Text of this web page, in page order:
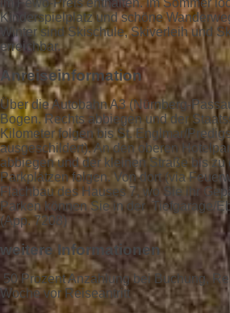
im Fewo-Preis enthalten. Im Sommer
Kinderspielplatz und schöne
Winter sind Skischule, Skiverleih und
erreichbar.
Anreiseinformation
Über die Autobahn A3 (Nürnberg-
Bogen. Rechts abbiegen und der
Kilometer folgen bis St. Englmar/
ausgeschildert). An den oberen
abbiegen und der kleinen Straße bis zu
Parkplätzen folgen. Von dort (via
Flachbau des Hauses 7, wo Sie ihr
Parken können Sie in der Tiefgarage/
(App. 7208)
weitere Informationen
50 Prozent Anzahlung bei Buchung,
Woche vor Reiseantritt